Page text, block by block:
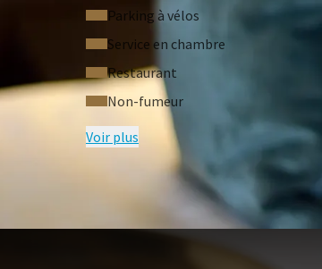
Parking à vélos
Service en chambre
Restaurant
Non-fumeur
Voir plus
Conditions du forfait
Les tarifs sont basés